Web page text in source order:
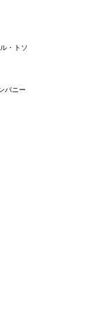
・トソ
パニー